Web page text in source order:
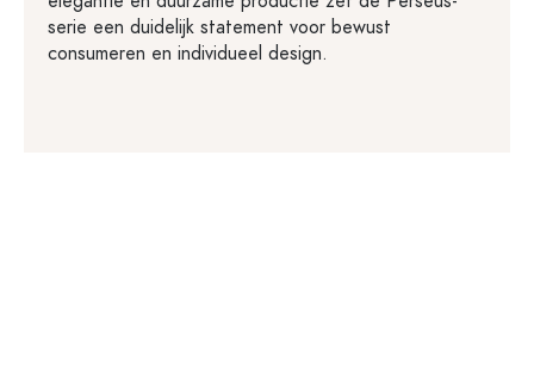
serie een duidelijk statement voor bewust
consumeren en individueel design.